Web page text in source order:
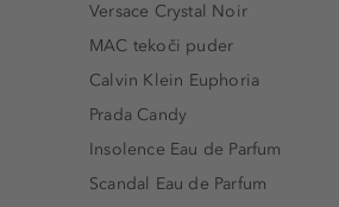
Versace Crystal Noir
MAC tekoči puder
Calvin Klein Euphoria
Prada Candy
Insolence Eau de Parfum
Scandal Eau de Parfum